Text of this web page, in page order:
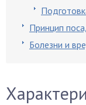
Принцип
Болезни и